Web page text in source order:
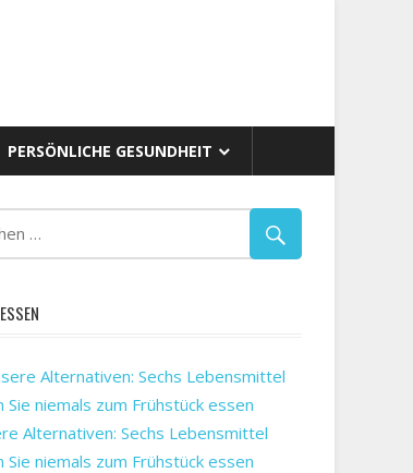
PERSÖNLICHE GESUNDHEIT
Alternativen: Sechs Lebensmittel
Sie niemals zum Frühstück essen